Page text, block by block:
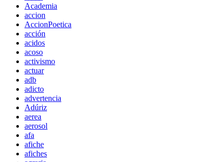
Academia
accion
AccionPoetica
acción
acidos
acoso
activismo
actuar
adb
adicto
advertencia
Adúriz
aerea
aerosol
afa
afiche
afiches